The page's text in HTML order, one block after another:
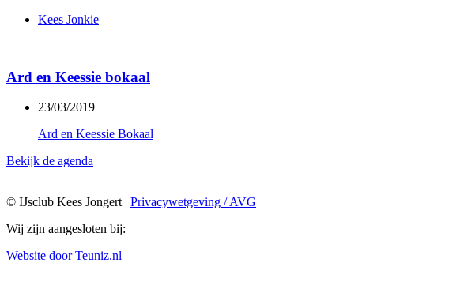
Kees Jonkie
Ard en Keessie bokaal
23/03/2019
Ard en Keessie Bokaal
Bekijk de agenda
© IJsclub Kees Jongert | Privacywetgeving / AVG
Wij zijn aangesloten bij:
Website door Teuniz.nl